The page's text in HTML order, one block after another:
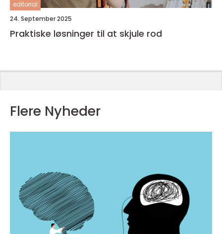
editorial
24. September 2025
Praktiske løsninger til at skjule rod
Flere Nyheder